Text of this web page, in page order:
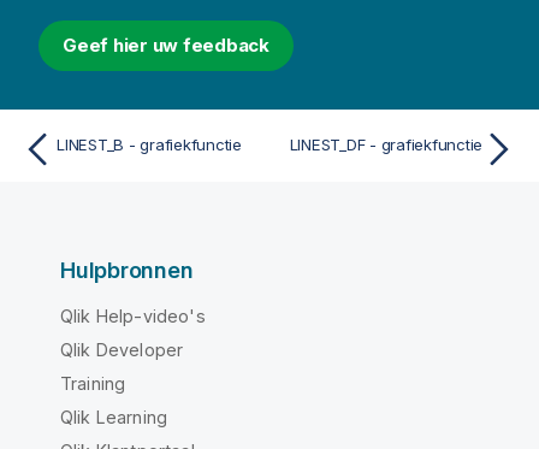
Geef hier uw feedback
LINEST_B - grafiekfunctie LINEST_DF - grafiekfunctie
Hulpbronnen
Qlik Help-video's
Qlik Developer
Training
Qlik Learning